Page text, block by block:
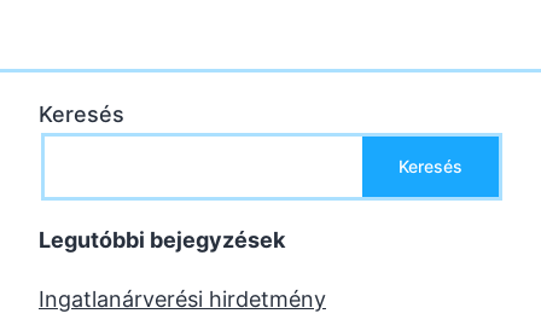
Keresés
Keresés
Legutóbbi bejegyzések
Ingatlanárverési hirdetmény